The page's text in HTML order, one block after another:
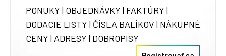
PONUKY | OBJEDNÁVKY | FAKTÚRY |
DODACIE LISTY | ČÍSLA BALÍKOV | NÁKUPNÉ
CENY | ADRESY | DOBROPISY